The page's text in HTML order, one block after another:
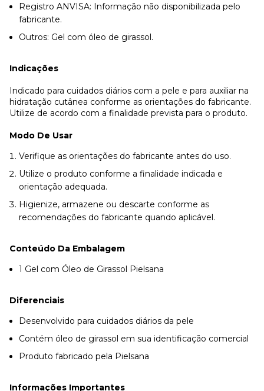
Registro ANVISA: Informação não disponibilizada pelo
fabricante.
Outros: Gel com óleo de girassol.
Indicações
Indicado para cuidados diários com a pele e para auxiliar na
hidratação cutânea conforme as orientações do fabricante.
Utilize de acordo com a finalidade prevista para o produto.
Modo De Usar
Verifique as orientações do fabricante antes do uso.
Utilize o produto conforme a finalidade indicada e
orientação adequada.
Higienize, armazene ou descarte conforme as
recomendações do fabricante quando aplicável.
Conteúdo Da Embalagem
1 Gel com Óleo de Girassol Pielsana
Diferenciais
Desenvolvido para cuidados diários da pele
Contém óleo de girassol em sua identificação comercial
Produto fabricado pela Pielsana
Informações Importantes